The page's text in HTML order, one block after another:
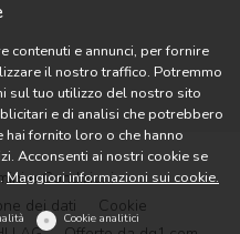
e Condizioni
dei dati
Cookie
contenuti e annunci, per fornire
il nostro traffico. Potremmo
sul tuo utilizzo del nostro sito
e di analisi che potrebbero
fornito loro o che hanno
Acconsenti ai nostri cookie se
Maggiori informazioni sui cookie.
Cookie analitici